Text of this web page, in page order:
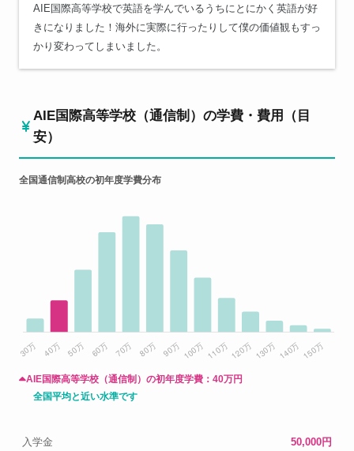
AIE国際高等学校で英語を学んでいるうちにとにかく英語が好
きになりました！海外に実際に行ったりして僕の価値観もすっ
かり変わってしまいました。
AIE国際高等学校（通信制）の学費・費用（目
安）
全国通信制高校の初年度学費分布
AIE国際高等学校（通信制）の初年度学費： 40万円
全国平均と近い水準です
入学金 50,000円